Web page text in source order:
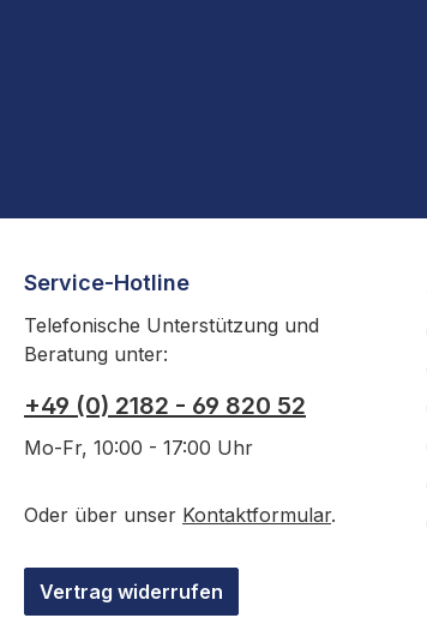
Service-Hotline
Telefonische Unterstützung und
Beratung unter:
+49 (0) 2182 - 69 820 52
Mo-Fr, 10:00 - 17:00 Uhr
Oder über unser Kontaktformular.
Vertrag widerrufen